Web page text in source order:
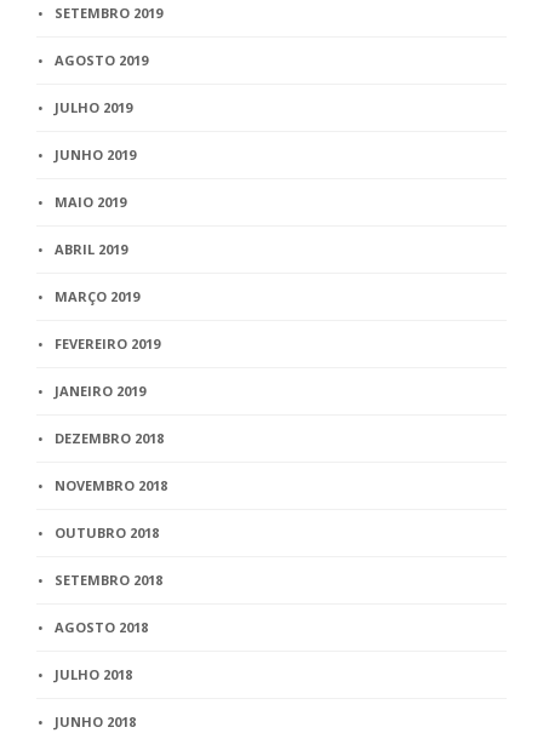
SETEMBRO 2019
AGOSTO 2019
JULHO 2019
JUNHO 2019
MAIO 2019
ABRIL 2019
MARÇO 2019
FEVEREIRO 2019
JANEIRO 2019
DEZEMBRO 2018
NOVEMBRO 2018
OUTUBRO 2018
SETEMBRO 2018
AGOSTO 2018
JULHO 2018
JUNHO 2018